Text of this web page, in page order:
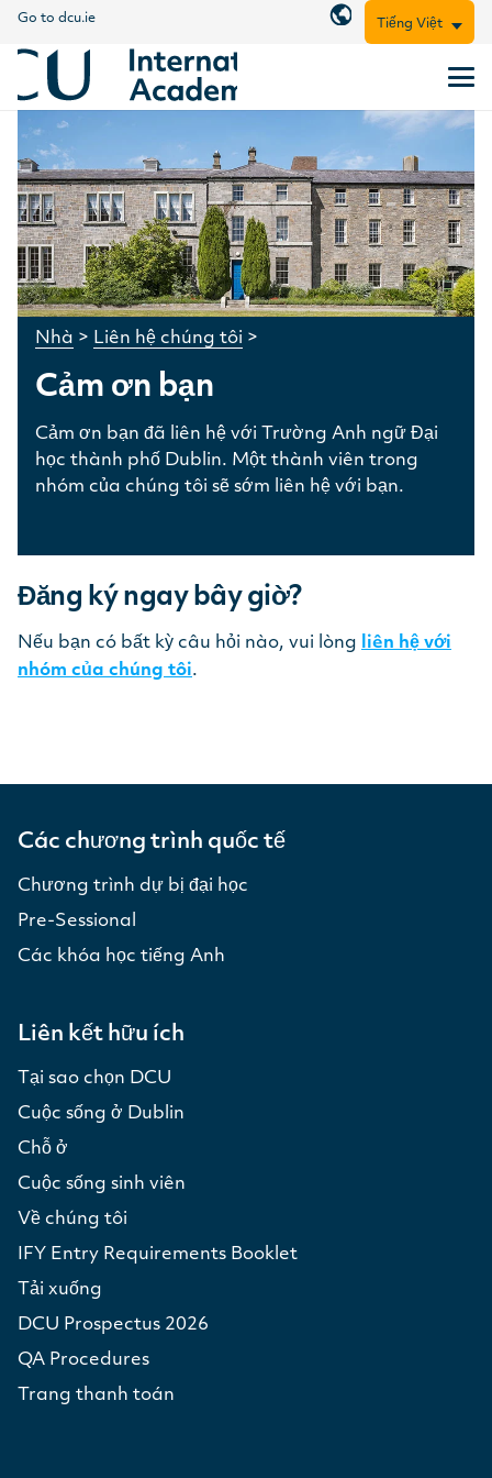
Go to dcu.ie Tiếng Việt
Nhà > Liên hệ chúng tôi >
Cảm ơn bạn
Cảm ơn bạn đã liên hệ với Trường Anh ngữ Đại
học thành phố Dublin. Một thành viên trong
nhóm của chúng tôi sẽ sớm liên hệ với bạn.
Đăng ký ngay bây giờ?
Nếu bạn có bất kỳ câu hỏi nào, vui lòng
liên hệ với
nhóm của chúng tôi.
Các chương trình quốc tế
Chương trình dự bị đại học
Pre-Sessional
Các khóa học tiếng Anh
Liên kết hữu ích
Tại sao chọn DCU
Cuộc sống ở Dublin
Chỗ ở
Cuộc sống sinh viên
Về chúng tôi
IFY Entry Requirements Booklet
Tải xuống
DCU Prospectus 2026
QA Procedures
Trang thanh toán